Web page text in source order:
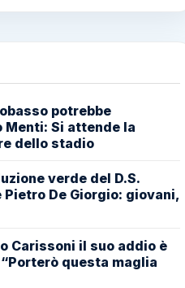
potrebbe
Menti: Si attende la
dello stadio
verde del D.S.
De Giorgio: giovani,
Carissoni il suo addio è
questa maglia